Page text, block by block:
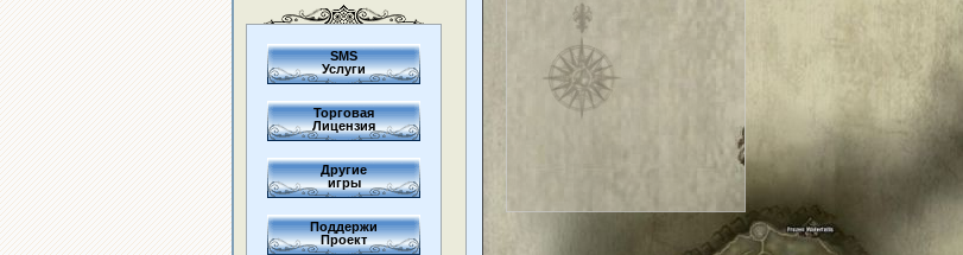
SMS
Услуги
Торговая
Лицензия
Другие
игры
Поддержи
Проект